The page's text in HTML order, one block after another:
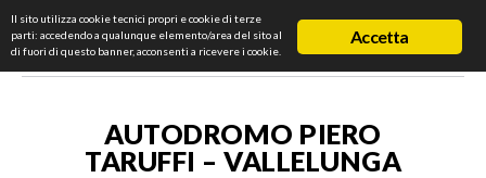
AUTODROMO PIERO
TARUFFI – VALLELUNGA
Accetta
Il sito utilizza cookie tecnici propri e cookie di terze
parti: accedendo a qualunque elemento/area del sito al
di fuori di questo banner, acconsenti a ricevere i cookie.